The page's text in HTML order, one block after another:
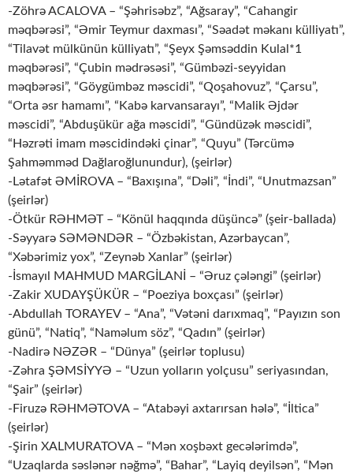
-Zöhrə ACALOVA – “Şəhrisəbz”, “Ağsaray”, “Cahangir
məqbərəsi”, “Əmir Teymur daxması”, “Səadət məkanı külliyatı”,
“Tilavət mülkünün külliyatı”, “Şeyx Şəmsəddin Kulal*1
məqbərəsi”, “Çubin mədrəsəsi”, “Gümbəzi-seyyidan
məqbərəsi”, “Göygümbəz məscidi”, “Qoşahovuz”, “Çarsu”,
“Orta əsr hamamı”, “Kabə karvansarayı”, “Malik Əjdər
məscidi”, “Abduşükür ağa məscidi”, “Gündüzək məscidi”,
“Həzrəti imam məscidindəki çinar”, “Quyu” (Tərcümə
Şahməmməd Dağlaroğlunundur), (şeirlər)
-Lətafət ƏMİROVA – “Baxışına”, “Dəli”, “İndi”, “Unutmazsan”
(şeirlər)
-Ötkür RƏHMƏT – “Könül haqqında düşüncə” (şeir-ballada)
-Səyyarə SƏMƏNDƏR – “Özbəkistan, Azərbaycan”,
“Xəbərimiz yox”, “Zeynəb Xanlar” (şeirlər)
-İsmayıl MAHMUD MARGİLANİ – “Əruz çələngi” (şeirlər)
-Zakir XUDAYŞÜKÜR – “Poeziya boxçası” (şeirlər)
-Abdullah TORAYEV – “Ana”, “Vətəni darıxmaq”, “Payızın son
günü”, “Natiq”, “Naməlum söz”, “Qadın” (şeirlər)
-Nadirə NƏZƏR – “Dünya” (şeirlər toplusu)
-Zəhra ŞƏMSİYYƏ – “Uzun yolların yolçusu” seriyasından,
“Şair” (şeirlər)
-Firuzə RƏHMƏTOVA – “Atabəyi axtarırsan hələ”, “İltica”
(şeirlər)
-Şirin XALMURATOVA – “Mən xoşbəxt gecələrimdə”,
“Uzaqlarda səslənər nəğmə”, “Bahar”, “Layiq deyilsən”, “Mən